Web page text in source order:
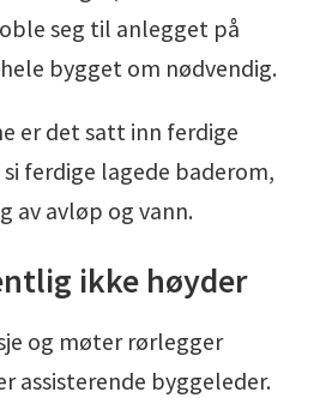
seg til anlegget på
bygget om nødvendig.
er det satt inn ferdige
ferdige lagede baderom,
av avløp og vann.
ikke høyder
og møter rørlegger
assisterende byggeleder.